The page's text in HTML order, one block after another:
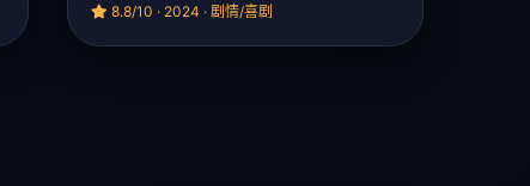
8.8/10 · 2024 · 剧情/喜剧